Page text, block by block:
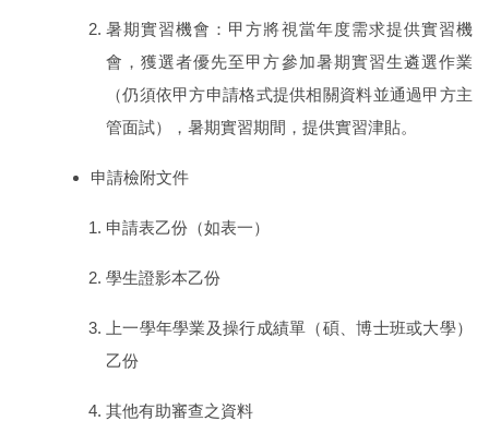
暑期實習機會：甲方將視當年度需求提供實習機
會，獲選者優先至甲方參加暑期實習生遴選作業
（仍須依甲方申請格式提供相關資料並通過甲方主
管面試），暑期實習期間，提供實習津貼。
申請檢附文件
申請表乙份（如表一）
學生證影本乙份
上一學年學業及操行成績單（碩、博士班或大學）
乙份
其他有助審查之資料